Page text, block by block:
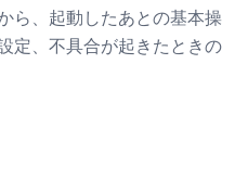
ら、起動したあとの基本操
定、不具合が起きたときの